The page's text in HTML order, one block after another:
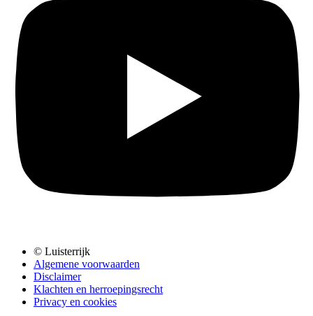
© Luisterrijk
Algemene voorwaarden
Disclaimer
Klachten en herroepingsrecht
Privacy en cookies